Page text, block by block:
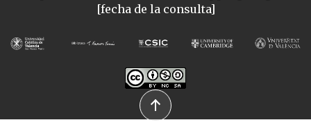
[fecha de la consulta]